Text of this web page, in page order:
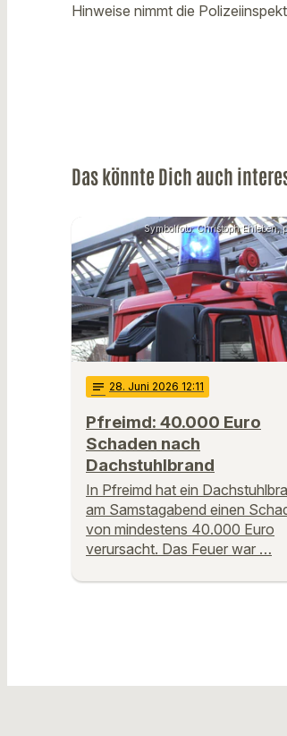
Hinweise nimmt die
Das könnte Dich auch
Symbolfoto: Christoph Ehleben,
notes 28. Juni 2026 12:11
Pfreimd: 40.000 Euro
Schaden nach
Dachstuhlbrand
In Pfreimd hat ein
am Samstagabend einen
von mindestens 40.000 Euro
verursacht. Das Feuer war …